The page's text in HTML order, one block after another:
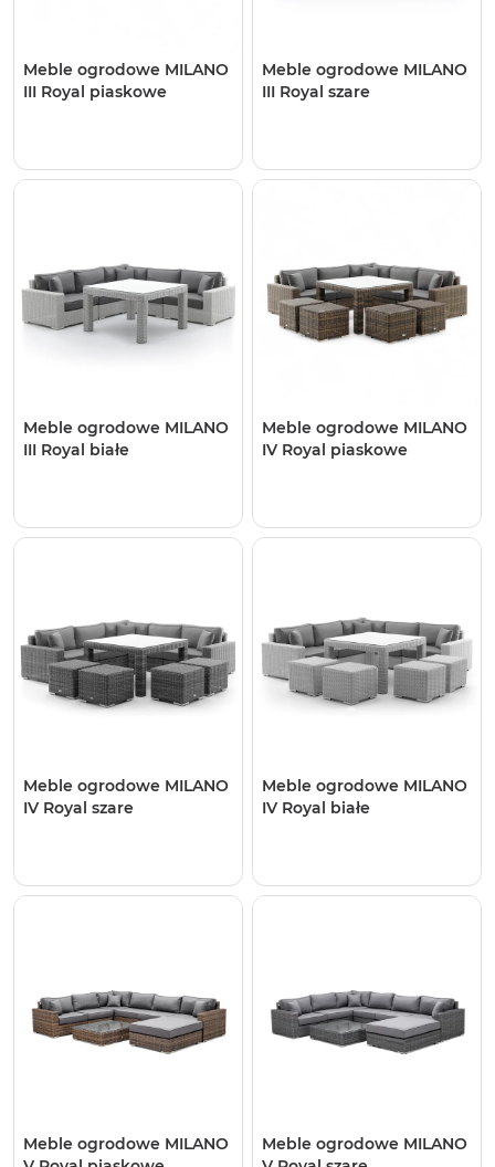
Meble ogrodowe MILANO
III Royal piaskowe
Meble ogrodowe MILANO
III Royal szare
Meble ogrodowe MILANO
III Royal białe
Meble ogrodowe MILANO
IV Royal piaskowe
Meble ogrodowe MILANO
IV Royal szare
Meble ogrodowe MILANO
IV Royal białe
Meble ogrodowe MILANO
Meble ogrodowe MILANO